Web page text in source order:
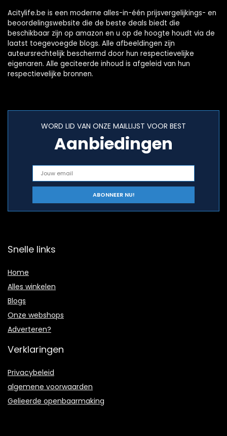
Acitylife.be is een moderne alles-in-één prijsvergelijkings- en
beoordelingswebsite die de beste deals biedt die
beschikbaar zijn op amazon en u op de hoogte houdt via de
laatst toegevoegde blogs. Alle afbeeldingen zijn
auteursrechtelijk beschermd door hun respectievelijke
eigenaren. Alle geciteerde inhoud is afgeleid van hun
respectievelijke bronnen.
WORD LID VAN ONZE MAILLIJST VOOR BEST
Aanbiedingen
Snelle links
Home
Alles winkelen
Blogs
Onze webshops
Adverteren?
Verklaringen
Privacybeleid
algemene voorwaarden
Gelieerde openbaarmaking